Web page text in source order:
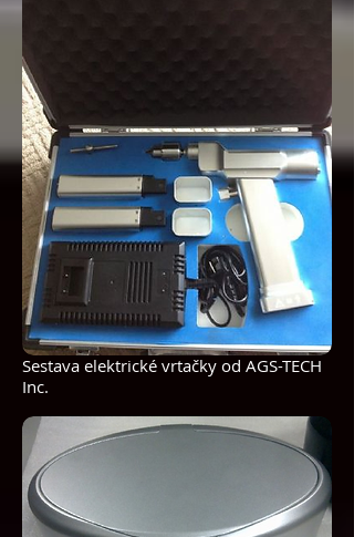
Sestava elektrické vrtačky od AGS-TECH
Inc.